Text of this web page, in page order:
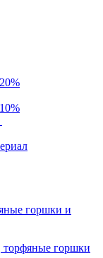
горшки и
торфяные горшки